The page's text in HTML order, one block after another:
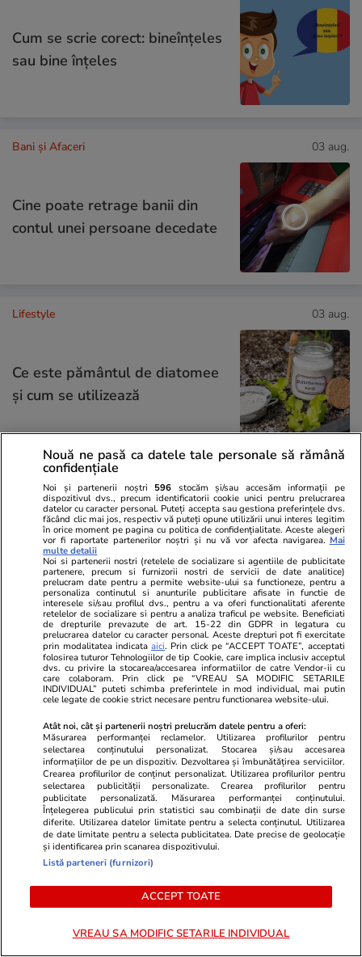
Cum se scrie corect: bineînțeles
sau bine înțeles
Bani și Afaceri 03 aug.
Cine poate retrage banii din
contul unei persoane decedate
Lifestyle 03 aug.
Ce este pământul de diatomee
și cum se utilizează
Lifestyle 06 aug.
30 de expresii în turcă esențiale
pentru vacanță: de la bazar la
plajă
Știri România 06 aug.
De ce a fost amânată
scufundarea celor patru barje în
Dunăre: Operațiunea va dura
cel mult 4 ore pentru fiecare
navă
Știri România 06 aug.
Operațiunile de scufundare a
celor patru barje au fost
amânate pentru a doua zi
consecutiv. Acțiunea continuă
Nouă ne pasă ca datele tale personale să rămână
confidențiale
Noi și partenerii noștri 596 stocăm și/sau accesăm informații pe
dispozitivul dvs., precum identificatorii cookie unici pentru prelucrarea
datelor cu caracter personal. Puteți accepta sau gestiona preferințele dvs.
făcând clic mai jos, respectiv vă puteți opune utilizării unui interes legitim
în orice moment pe pagina cu politica de confidențialitate. Aceste alegeri
vor fi raportate partenerilor noștri și nu vă vor afecta navigarea. Mai
multe detalii
Noi si partenerii nostri (retelele de socializare si agentiile de publicitate
partenere, precum si furnizorii nostri de servicii de date analitice)
prelucram date pentru a permite website-ului sa functioneze, pentru a
personaliza continutul si anunturile publicitare afisate in functie de
interesele si/sau profilul dvs., pentru a va oferi functionalitati aferente
retelelor de socializare si pentru a analiza traficul pe website. Beneficiati
de drepturile prevazute de art. 15-22 din GDPR in legatura cu
prelucrarea datelor cu caracter personal. Aceste drepturi pot fi exercitate
prin modalitatea indicataaici. Prin click pe “ACCEPT TOATE”, acceptati
folosirea tuturor Tehnologiilor de tip Cookie, care implica inclusiv acceptul
dvs. cu privire la stocarea/accesarea informatiilor de catre Vendor-ii cu
care colaboram. Prin click pe “VREAU SA MODIFIC SETARILE
INDIVIDUAL” puteti schimba preferintele in mod individual, mai putin
cele legate de cookie strict necesare pentru functionarea website-ului.
Atât noi, cât și partenerii noștri prelucrăm datele pentru a oferi:
Măsurarea performanței reclamelor. Utilizarea profilurilor pentru
selectarea conținutului personalizat. Stocarea și/sau accesarea
informațiilor de pe un dispozitiv. Dezvoltarea și îmbunătățirea serviciilor.
Crearea profilurilor de conținut personalizat. Utilizarea profilurilor pentru
selectarea publicității personalizate. Crearea profilurilor pentru
publicitate personalizată. Măsurarea performanței conținutului.
Înțelegerea publicului prin statistici sau combinații de date din surse
diferite. Utilizarea datelor limitate pentru a selecta conținutul. Utilizarea
de date limitate pentru a selecta publicitatea. Date precise de geolocație
și identificarea prin scanarea dispozitivului.
Listă parteneri (furnizori)
ACCEPT TOATE
VREAU SA MODIFIC SETARILE INDIVIDUAL